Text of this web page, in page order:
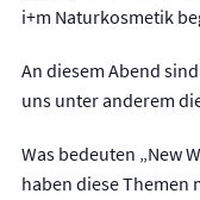
IMPRESSUM
i+m Naturkosmetik
An diesem Abend
uns unter anderem
Was bedeuten „New
haben diese Themen